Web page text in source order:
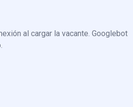
al cargar la vacante. Googlebot